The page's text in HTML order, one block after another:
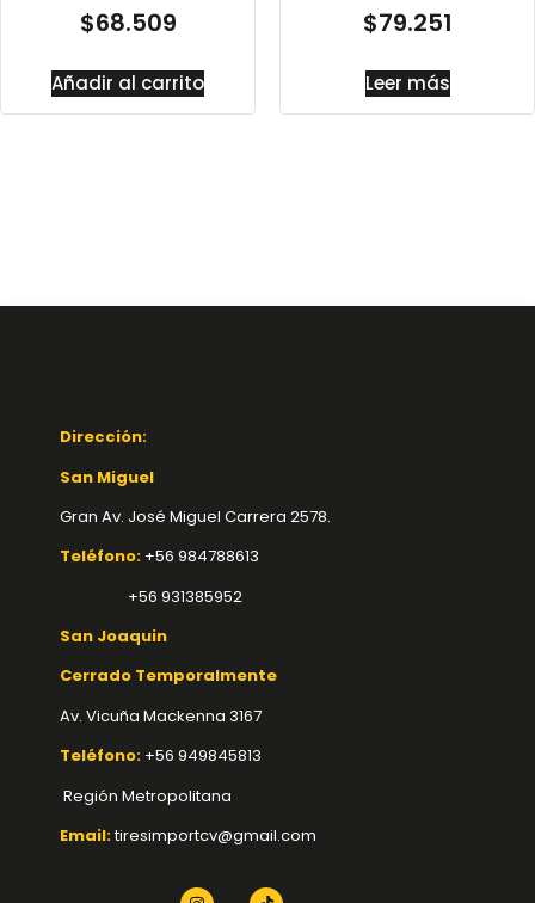
$68.509
Añadir al carrito
$79.251
Leer más
Dirección:
San Miguel
Gran Av. José Miguel Carrera 2578.
Teléfono: +56 984788613
+56 931385952
San Joaquin
Cerrado Temporalmente
Av. Vicuña Mackenna 3167
Teléfono: +56 949845813
Región Metropolitana
Email:tiresimportcv@gmail.com